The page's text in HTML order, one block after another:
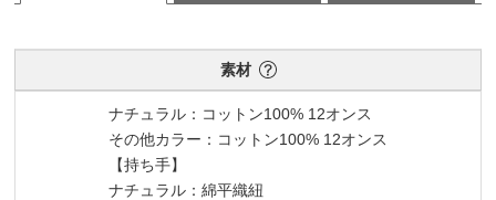
素材
ナチュラル：コットン100% 12オンス
その他カラー：コットン100% 12オンス
【持ち手】
ナチュラル：綿平織紐